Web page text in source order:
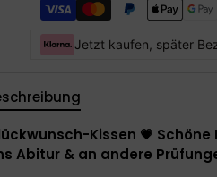
Jetzt kaufen, später
Kissen 💗 Schöne
Abitur & an andere